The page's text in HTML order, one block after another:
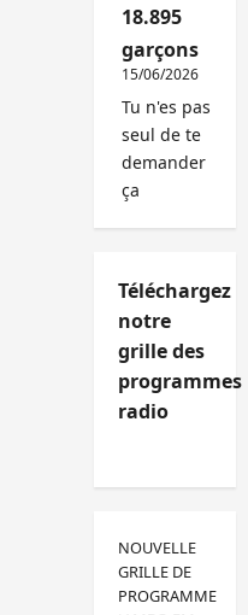
18.895
garçons
15/06/2026
Tu n'es pas
seul de te
demander
ça
Téléchargez
notre
grille des
programmes
radio
NOUVELLE
GRILLE DE
PROGRAMME